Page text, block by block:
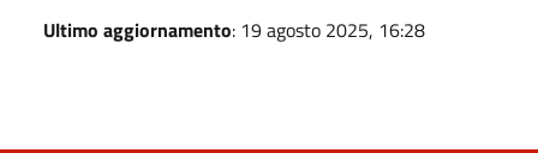
Ultimo aggiornamento: 19 agosto 2025, 16:28